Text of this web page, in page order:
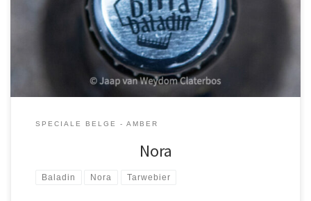
met wijngaarden. Maar de laatste tijd is bier sterk in opkomst en
haalt zelfs het niveau van Nederland met […]
SPECIALE BELGE - AMBER
Nora
Baladin Nora Tarwebier